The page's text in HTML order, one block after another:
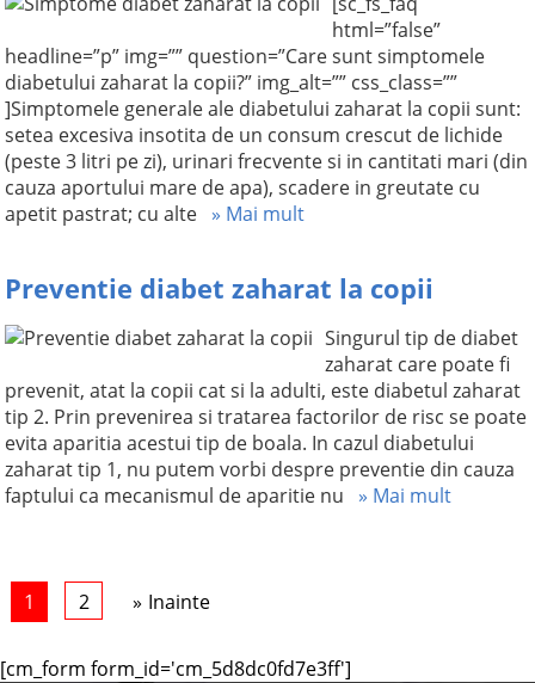
html=”false”
headline=”p” img=”” question=”Care sunt simptomele
diabetului zaharat la copii?” img_alt=”” css_class=””
]Simptomele generale ale diabetului zaharat la copii sunt:
setea excesiva insotita de un consum crescut de lichide
(peste 3 litri pe zi), urinari frecvente si in cantitati mari (din
cauza aportului mare de apa), scadere in greutate cu
apetit pastrat; cu alte » Mai mult
Preventie diabet zaharat la copii
Singurul tip de diabet
zaharat care poate fi
prevenit, atat la copii cat si la adulti, este diabetul zaharat
tip 2. Prin prevenirea si tratarea factorilor de risc se poate
evita aparitia acestui tip de boala. In cazul diabetului
zaharat tip 1, nu putem vorbi despre preventie din cauza
faptului ca mecanismul de aparitie nu » Mai mult
1 2 Inainte
[cm_form form_id='cm_5d8dc0fd7e3ff']